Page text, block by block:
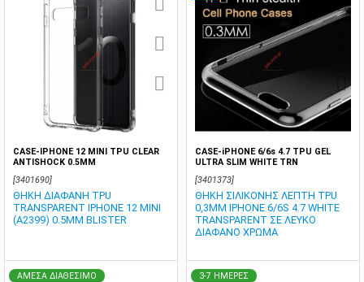
CASE-IPHONE 12 MINI TPU CLEAR
ANTISHOCK 0.5MM
[3401690]
ΘΗΚΗ ΔΙΑΦΑΝΗ TPU
TRANSPARENT IPHONE 12 MINI
(A2399) 0.5MM BLISTER
ΑΜΕΣΑ ΔΙΑΘΕΣΙΜΟ
CASE-iPHONE 6/6s 4.7 TPU GEL
ULTRA SLIM WHITE TRN
[3401373]
ΘΗΚΗ ΣΙΛΙΚΟΝΗΣ ΛΕΠΤΗ TPU
0,3MM IPHONE 6/6S 4.7 WHITE
TRANSPARENT ΣΕ ΛΕΥΚΟ
ΔΙΑΦΑΝΟ ΧΡΩΜΑ
3-7 ΗΜΕΡΕΣ